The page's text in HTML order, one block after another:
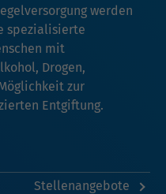
werden
spezialisierte
mit
Drogen,
zur
Entgiftung.
Stellenangebote